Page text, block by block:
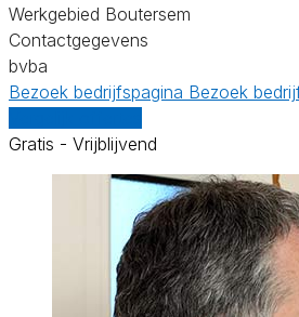
Werkgebied Boutersem
Contactgegevens
bvba
Bezoek bedrijfspagina Bezoek
Gratis - Vrijblijvend